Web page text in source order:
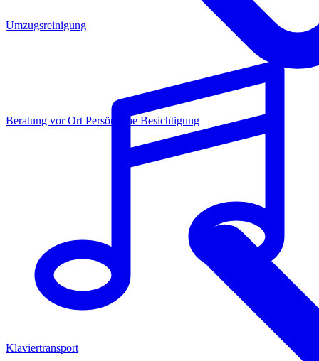
Beratung vor OrtPersönliche Besichtigung
Umzugsreinigung
Klaviertransport